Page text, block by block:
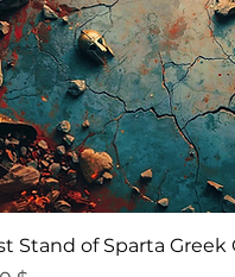
Stand of Sparta Greek